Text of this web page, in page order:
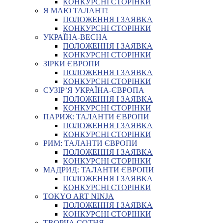
КОНКУРСНІ СТОРІНКИ
Я МАЮ ТАЛАНТ!
ПОЛОЖЕННЯ І ЗАЯВКА
КОНКУРСНІ СТОРІНКИ
УКРАЇНА-ВЕСНА
ПОЛОЖЕННЯ І ЗАЯВКА
КОНКУРСНІ СТОРІНКИ
ЗІРКИ ЄВРОПИ
ПОЛОЖЕННЯ І ЗАЯВКА
КОНКУРСНІ СТОРІНКИ
СУЗІР’Я УКРАЇНА-ЄВРОПА
ПОЛОЖЕННЯ І ЗАЯВКА
КОНКУРСНІ СТОРІНКИ
ПАРИЖ: ТАЛАНТИ ЄВРОПИ
ПОЛОЖЕННЯ І ЗАЯВКА
КОНКУРСНІ СТОРІНКИ
РИМ: ТАЛАНТИ ЄВРОПИ
ПОЛОЖЕННЯ І ЗАЯВКА
КОНКУРСНІ СТОРІНКИ
МАДРИД: ТАЛАНТИ ЄВРОПИ
ПОЛОЖЕННЯ І ЗАЯВКА
КОНКУРСНІ СТОРІНКИ
TOKYO ART NINJA
ПОЛОЖЕННЯ І ЗАЯВКА
КОНКУРСНІ СТОРІНКИ